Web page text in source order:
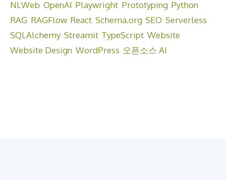
NLWeb OpenAI Playwright Prototyping Python
RAG RAGFlow React Schema.org SEO Serverless
SQLAlchemy Streamit TypeScript Website
Website Design WordPress 오픈소스 AI